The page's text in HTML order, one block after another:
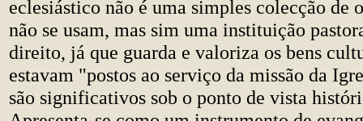
eclesiástico não é uma simples colecção de
não se usam, mas sim uma instituição
direito, já que guarda e valoriza os bens
estavam "postos ao serviço da missão da
são significativos sob o ponto de vista